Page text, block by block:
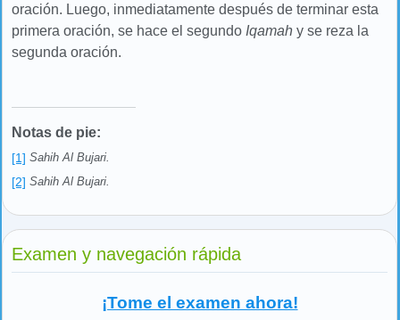
oración. Luego, inmediatamente después de terminar esta
primera oración, se hace el segundo Iqamah y se reza la
segunda oración.
Notas de pie:
[1] Sahih Al Bujari.
[2] Sahih Al Bujari.
Examen y navegación rápida
¡Tome el examen ahora!